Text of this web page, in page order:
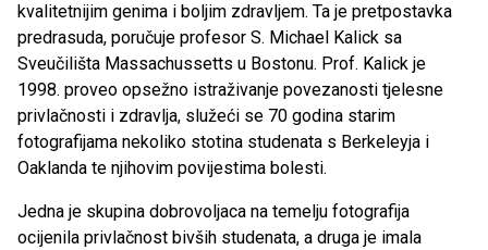
kvalitetnijim genima i boljim zdravljem. Ta je pretpostavka
predrasuda, poručuje profesor S. Michael Kalick sa
Sveučilišta Massachussetts u Bostonu. Prof. Kalick je
1998. proveo opsežno istraživanje povezanosti tjelesne
privlačnosti i zdravlja, služeći se 70 godina starim
fotografijama nekoliko stotina studenata s Berkeleyja i
Oaklanda te njihovim povijestima bolesti.
Jedna je skupina dobrovoljaca na temelju fotografija
ocijenila privlačnost bivših studenata, a druga je imala